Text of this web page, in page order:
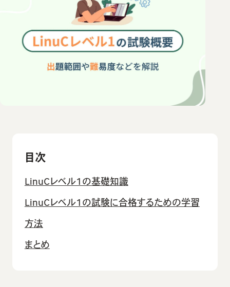
目次
LinuCレベル1の基礎知識
LinuCレベル1の試験に合格するための学習
方法
まとめ